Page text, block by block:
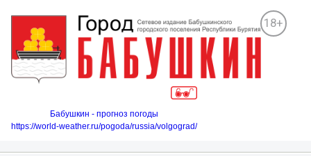
18+
Бабушкин - прогноз погоды
https://world-weather.ru/pogoda/russia/volgograd/